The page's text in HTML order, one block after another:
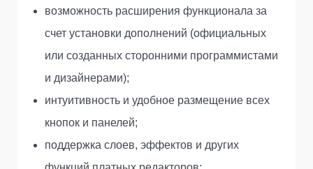
возможность расширения функционала за
счет установки дополнений (официальных
или созданных сторонними программистами
и дизайнерами);
интуитивность и удобное размещение всех
кнопок и панелей;
поддержка слоев, эффектов и других